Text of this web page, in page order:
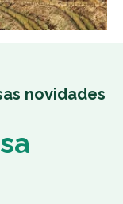
novidades